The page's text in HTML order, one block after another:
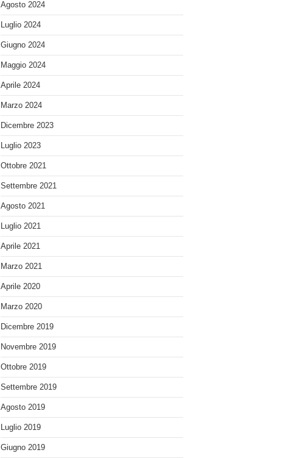
Agosto 2024
Luglio 2024
Giugno 2024
Maggio 2024
Aprile 2024
Marzo 2024
Dicembre 2023
Luglio 2023
Ottobre 2021
Settembre 2021
Agosto 2021
Luglio 2021
Aprile 2021
Marzo 2021
Aprile 2020
Marzo 2020
Dicembre 2019
Novembre 2019
Ottobre 2019
Settembre 2019
Agosto 2019
Luglio 2019
Giugno 2019